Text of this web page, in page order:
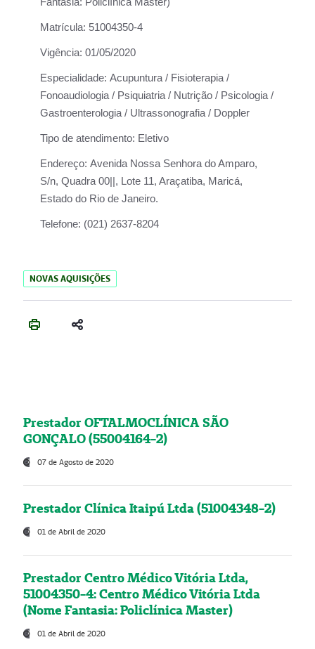
Fantasia: Policlínica Master)
Matrícula: 51004350-4
Vigência: 01/05/2020
Especialidade: Acupuntura / Fisioterapia /
Fonoaudiologia / Psiquiatria / Nutrição / Psicologia /
Gastroenterologia / Ultrassonografia / Doppler
Tipo de atendimento: Eletivo
Endereço: Avenida Nossa Senhora do Amparo,
S/n, Quadra 00||, Lote 11, Araçatiba, Maricá,
Estado do Rio de Janeiro.
Telefone: (021) 2637-8204
NOVAS AQUISIÇÕES
Prestador OFTALMOCLÍNICA SÃO
GONÇALO (55004164-2)
07 de Agosto de 2020
Prestador Clínica Itaipú Ltda (51004348-2)
01 de Abril de 2020
Prestador Centro Médico Vitória Ltda,
51004350-4: Centro Médico Vitória Ltda
(Nome Fantasia: Policlínica Master)
01 de Abril de 2020